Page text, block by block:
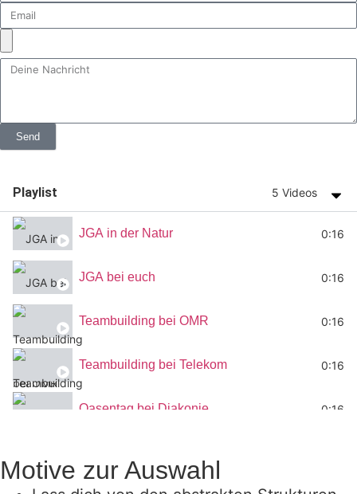
Send
Playlist 5 Videos
JGA in der Natur 0:16
JGA bei euch 0:16
Teambuilding bei OMR 0:16
Teambuilding bei Telekom 0:16
Oasentag bei Diakonie 0:16
Motive zur Auswahl